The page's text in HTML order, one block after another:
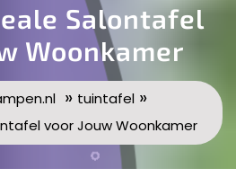
Salontafel
Woonkamer
» tuintafel»
voor Jouw Woonkamer